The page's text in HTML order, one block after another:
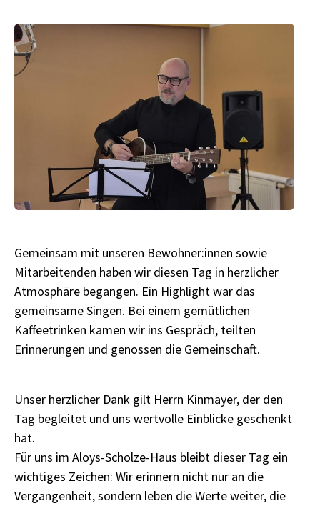
Gemeinsam mit unseren Bewohner:innen sowie
Mitarbeitenden haben wir diesen Tag in herzlicher
Atmosphäre begangen. Ein Highlight war das
gemeinsame Singen. Bei einem gemütlichen
Kaffeetrinken kamen wir ins Gespräch, teilten
Erinnerungen und genossen die Gemeinschaft.
Unser herzlicher Dank gilt Herrn Kinmayer, der den
Tag begleitet und uns wertvolle Einblicke geschenkt
hat.
Für uns im Aloys-Scholze-Haus bleibt dieser Tag ein
wichtiges Zeichen: Wir erinnern nicht nur an die
Vergangenheit, sondern leben die Werte weiter, die